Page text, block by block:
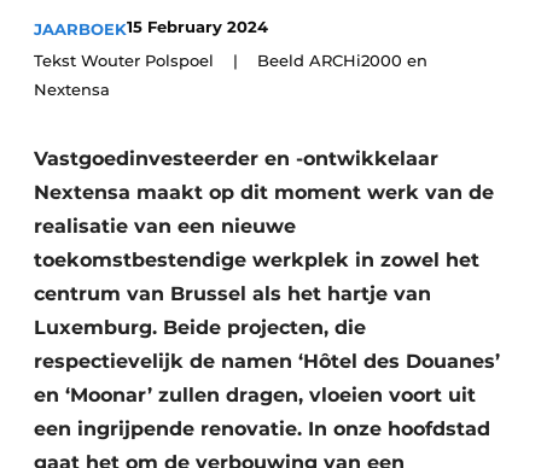
Vacature aanmelden
Vacatures
Aanmelden
Bedrijven
Bedrijven
Contact
Akoestiek
Brandveiligheid
BIM
Dak & Gevel
Houtbouw
HVAC
JAARBOEK15 February 2024
Tekst Wouter Polspoel | Beeld ARCHi2000 en
Nextensa
Vastgoedinvesteerder en -ontwikkelaar
Nextensa maakt op dit moment werk van de
realisatie van een nieuwe
toekomstbestendige werkplek in zowel het
centrum van Brussel als het hartje van
Luxemburg. Beide projecten, die
respectievelijk de namen ‘Hôtel des Douanes’
en ‘Moonar’ zullen dragen, vloeien voort uit
een ingrijpende renovatie. In onze hoofdstad
gaat het om de verbouwing van een